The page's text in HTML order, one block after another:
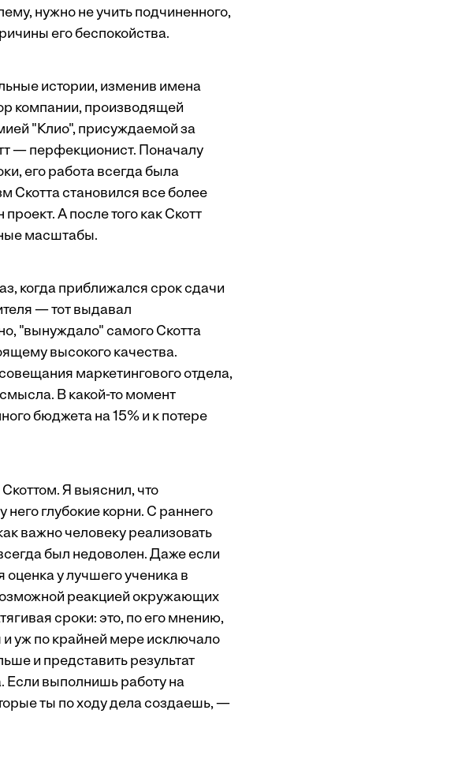
нужно не учить подчиненного,
его беспокойства.
истории, изменив имена
компании, производящей
"Клио", присуждаемой за
— перфекционист. Поначалу
его работа всегда была
Скотта становился все более
А после того как Скотт
масштабы.
когда приближался срок сдачи
— тот выдавал
"вынуждало" самого Скотта
высокого качества.
маркетингового отдела,
В какой-то момент
бюджета на 15% и к потере
Я выяснил, что
глубокие корни. С раннего
важно человеку реализовать
был недоволен. Даже если
у лучшего ученика в
реакцией окружающих
сроки: это, по его мнению,
уж по крайней мере исключало
и представить результат
Если выполнишь работу на
ты по ходу дела создаешь, —